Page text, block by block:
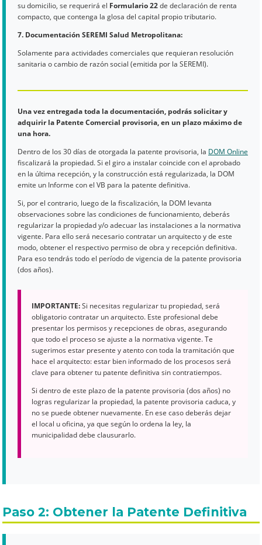
su domicilio, se requerirá el Formulario 22de declaración de renta
compacto, que contenga la glosa del capital propio tributario.
7. Documentación SEREMI Salud Metropolitana:
Solamente para actividades comerciales que requieran resolución
sanitaria o cambio de razón social (emitida por la SEREMI).
Una vez entregada toda la documentación, podrás solicitar y
adquirir la Patente Comercial provisoria, en un plazo máximo de
una hora.
Dentro de los 30 días de otorgada la patente provisoria, la DOM Online
fiscalizará la propiedad. Si el giro a instalar coincide con el aprobado
en la última recepción, y la construcción está regularizada, la DOM
emite un Informe con el VB para la patente definitiva.
Si, por el contrario, luego de la fiscalización, la DOM levanta
observaciones sobre las condiciones de funcionamiento, deberás
regularizar la propiedad y/o adecuar las instalaciones a la normativa
vigente. Para ello será necesario contratar un arquitecto y de este
modo, obtener el respectivo permiso de obra y recepción definitiva.
Para eso tendrás todo el período de vigencia de la patente provisoria
(dos años).
IMPORTANTE:Si necesitas regularizar tu propiedad, será
obligatorio contratar un arquitecto. Este profesional debe
presentar los permisos y recepciones de obras, asegurando
que todo el proceso se ajuste a la normativa vigente. Te
sugerimos estar presente y atento con toda la tramitación que
hace el arquitecto: estar bien informado de los procesos será
clave para obtener tu patente definitiva sin contratiempos.
Si dentro de este plazo de la patente provisoria (dos años) no
logras regularizar la propiedad, la patente provisoria caduca, y
no se puede obtener nuevamente. En ese caso deberás dejar
el local u oficina, ya que según lo ordena la ley, la
municipalidad debe clausurarlo.
Paso 2: Obtener la Patente Definitiva